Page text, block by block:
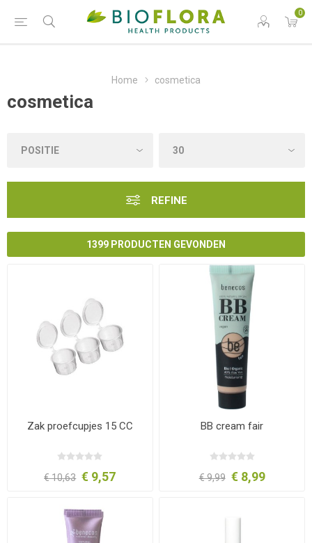
0
Home cosmetica
cosmetica
REFINE
1399 PRODUCTEN GEVONDEN
Zak proefcupjes 15 CC
€ 10,63 € 9,57
BB cream fair
€ 9,99 € 8,99